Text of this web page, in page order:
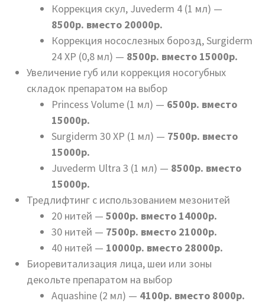
Коррекция скул, Juvederm 4 (1 мл) —
8500р. вместо 20000р.
Коррекция носослезных борозд, Surgiderm
24 ХР (0,8 мл) — 8500р. вместо 15000р.
Увеличение губ или коррекция носогубных
складок препаратом на выбор
Princess Volume (1 мл) — 6500р. вместо
15000р.
Surgiderm 30 XP (1 мл) — 7500р. вместо
15000р.
Juvederm Ultra 3 (1 мл) — 8500р. вместо
15000р.
Тредлифтинг с использованием мезонитей
20 нитей — 5000р. вместо 14000р.
30 нитей — 7500р. вместо 21000р.
40 нитей — 10000р. вместо 28000р.
Биоревитализация лица, шеи или зоны
декольте препаратом на выбор
Aquashine (2 мл) — 4100р. вместо 8000р.